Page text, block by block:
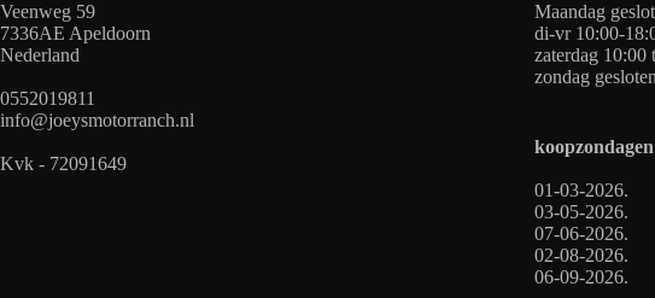
Veenweg 59
7336AE Apeldoorn
Nederland
0552019811
info@joeysmotorranch.nl
Kvk - 72091649
Maandag
di-vr 10:00-
zaterdag 10:00
zondag gesloten
koopzondagen
01-03-2026.
03-05-2026.
07-06-2026.
02-08-2026.
06-09-2026.